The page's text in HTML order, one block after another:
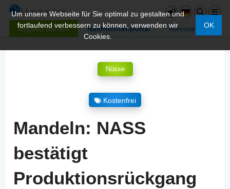
Mitglied werden Nachrichtenportal Adressen
Um unsere Webseite für Sie optimal zu gestalten und
fortlaufend verbessern zu können, verwenden wir
Cookies.
OK
Nüsse
Kostenfrei
Mandeln: NASS
bestätigt
Produktionsrückgang